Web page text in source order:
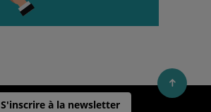
S'inscrire à la newsletter